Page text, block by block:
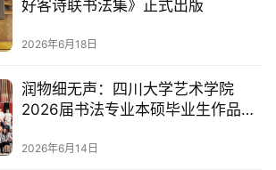
诗酒栖心，笔墨见性｜杨宗鸿《三
2026年6月18日
润物细无声：四川大学艺术学院